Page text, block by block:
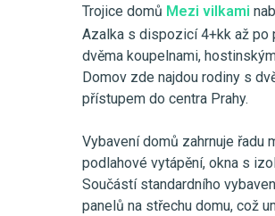
Trojice domů Mezi vilkami
Azalka s dispozicí 4+kk až po
dvěma koupelnami,
Domov zde najdou rodiny s
přístupem do centra Prahy.
Vybavení domů zahrnuje řadu
podlahové vytápění, okna s
Součástí standardního
panelů na střechu domu, což